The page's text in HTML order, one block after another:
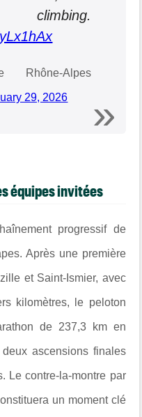
Alpes
29, 2026
équipes invitées
progressif de
Après une première
et Saint-Ismier, avec
kilomètres, le peloton
de 237,3 km en
ascensions finales
Le contre-la-montre par
un moment clé